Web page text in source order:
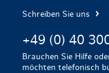
Schreiben Sie uns
+49 (0) 40
Brauchen Sie Hilfe
möchten telefonisch